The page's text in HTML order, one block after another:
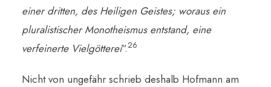
einer dritten, des Heiligen Geistes; woraus ein
pluralistischer Monotheismus entstand, eine
verfeinerte Vielgötterei“.26
Nicht von ungefähr schrieb deshalb Hofmann am